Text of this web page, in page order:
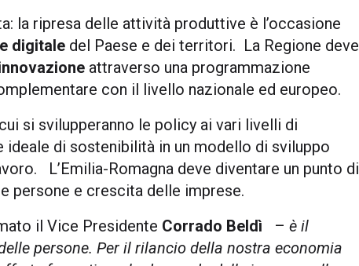
la ripresa delle attività produttive è l’occasione
digitaledel Paese e dei territori. La Regione deve
attraverso una programmazione
con il livello nazionale ed europeo.
si svilupperanno le policy ai vari livelli di
di sostenibilità in un modello di sviluppo
L’Emilia-Romagna deve diventare un punto di
persone e crescita delle imprese.
il Vice Presidente Corrado Beldì – è il
persone. Per il rilancio della nostra economia